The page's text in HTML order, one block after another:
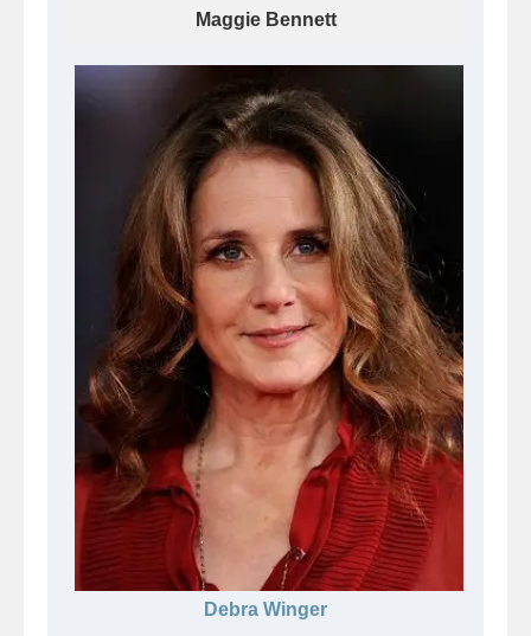
Maggie Bennett
Debra Winger